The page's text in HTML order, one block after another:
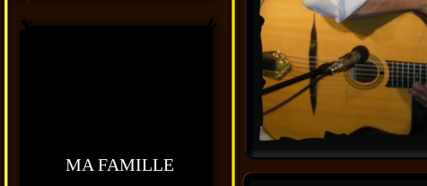
MA FAMILLE